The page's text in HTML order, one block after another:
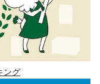
ング